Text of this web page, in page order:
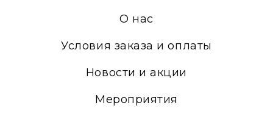
О нас
Условия заказа и оплаты
Новости и акции
Мероприятия